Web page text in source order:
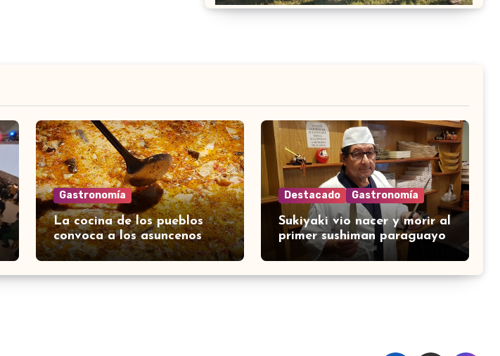
Gastronomía
La cocina de los pueblos
convoca a los asuncenos
Destacado Gastronomía
Sukiyaki vio nacer y morir al
primer sushiman paraguayo